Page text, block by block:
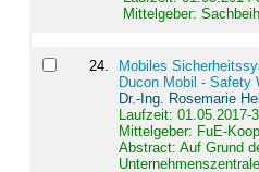
Mittelgeber:
24.
Mobiles
Ducon Mobil - Safety
Dr.-Ing. Rosemarie
Laufzeit: 01.05.2017-
Mittelgeber: FuE-
Abstract:Auf Grund